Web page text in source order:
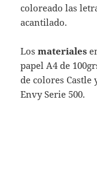
coloreado las
acantilado.
Losmateriales
papel A4 de
de colores
Envy Serie 500.